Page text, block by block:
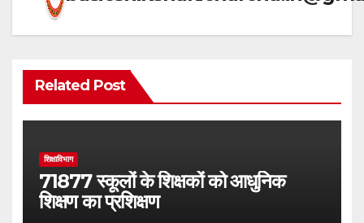
Related Post
शिक्षाविभाग
71877 स्कूलों के शिक्षकों को आधुनिक
शिक्षण का प्रशिक्षण